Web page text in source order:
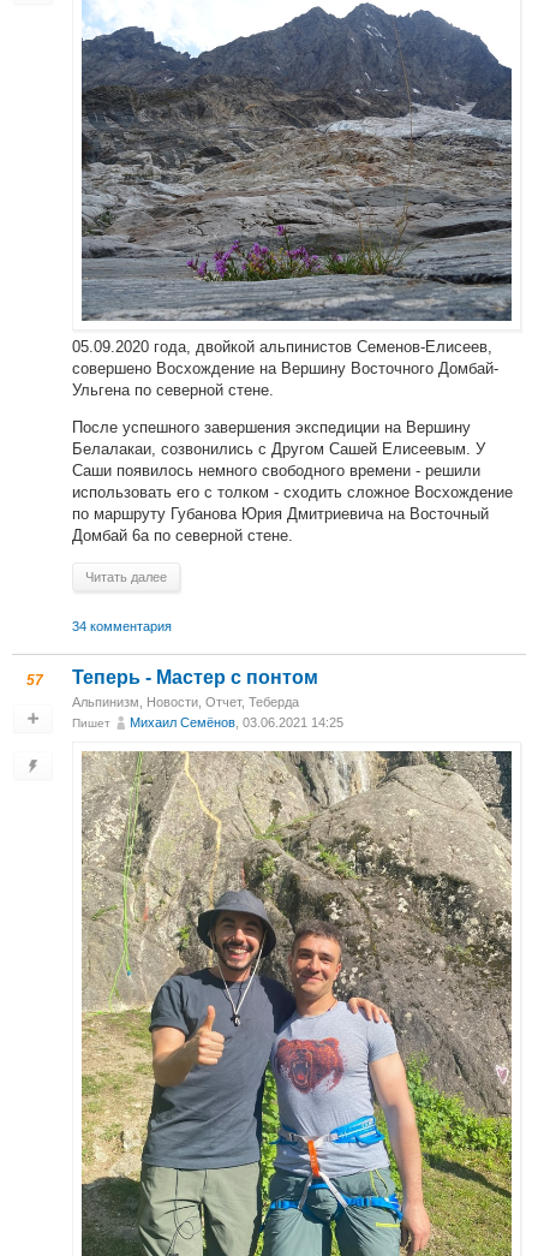
05.09.2020 года, двойкой альпинистов Семенов-Елисеев,
совершено Восхождение на Вершину Восточного Домбай-
Ульгена по северной стене.
После успешного завершения экспедиции на Вершину
Белалакаи, созвонились с Другом Сашей Елисеевым. У
Саши появилось немного свободного времени - решили
использовать его с толком - сходить сложное Восхождение
по маршруту Губанова Юрия Дмитриевича на Восточный
Домбай 6а по северной стене.
Читать далее
34 комментария
57 Теперь - Мастер с понтом
Альпинизм Новости Отчет, Теберда
Пишет Михаил Cемёнов , 03.06.2021 14:25